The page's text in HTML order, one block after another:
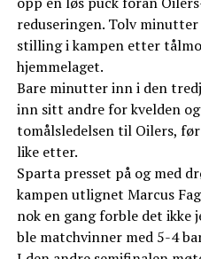
reduseringen. Tolv
stilling i kampen etter
hjemmelaget.
Bare minutter inn i den
inn sitt andre for kvelden
tomålsledelsen til Oilers,
like etter.
Sparta presset på og med
kampen utlignet Marcus
nok en gang forble det ikke
ble matchvinner med 5-4